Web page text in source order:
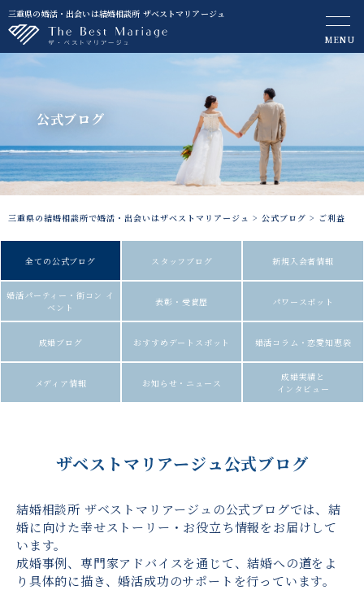
三重県の婚活・出会いは結婚相談所 ザベストマリアージュ
MENU
公式ブログ
三重県の結婚相談所で婚活・出会いはザベストマリアージュ > 公式ブログ > ご利益
全ての公式ブログ スタッフブログ 新規入会者情報
婚活パーティー・街コン イ
ベント
表彰・受賞歴 パワースポット
成婚ブログ おすすめデートスポット 婚活コラム・恋愛知恵袋
メディア情報 お知らせ・ニュース
成婚実績と
インタビュー
ザベストマリアージュ公式ブログ
結婚相談所 ザベストマリアージュの公式ブログでは、結
婚に向けた幸せストーリー・お役立ち情報をお届けして
います。
成婚事例、専門家アドバイスを通じて、結婚への道をよ
り具体的に描き、婚活成功のサポートを行っています。